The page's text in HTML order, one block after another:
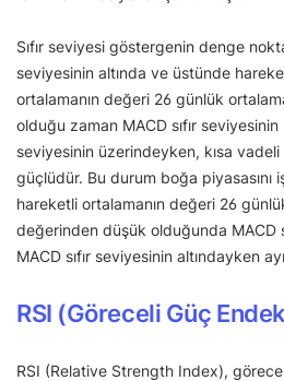
Sıfır seviyesi göstergenin denge
seviyesinin altında ve üstünde
ortalamanın değeri 26 günlük
olduğu zaman MACD sıfır seviyesinin
seviyesinin üzerindeyken, kısa
güçlüdür. Bu durum boğa piyasasını
hareketli ortalamanın değeri 26
değerinden düşük olduğunda MACD
MACD sıfır seviyesinin altındayken
RSI (Göreceli Güç
RSI (Relative Strength Index),